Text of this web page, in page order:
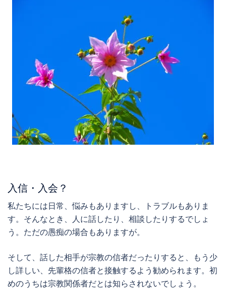
入信・入会？
私たちには日常、悩みもありますし、トラブルもありま
す。そんなとき、人に話したり、相談したりするでしょ
う。ただの愚痴の場合もありますが。
そして、話した相手が宗教の信者だったりすると、もう少
し詳しい、先輩格の信者と接触するよう勧められます。初
めのうちは宗教関係者だとは知らされないでしょう。